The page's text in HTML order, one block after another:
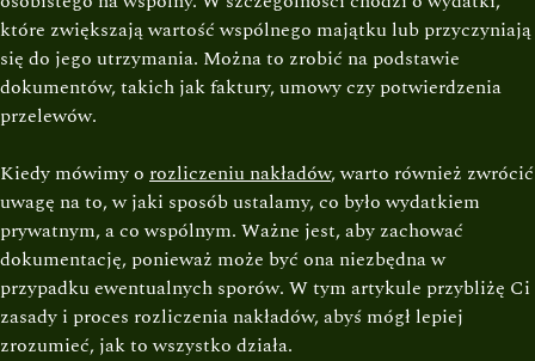
które zwiększają wartość wspólnego majątku lub przyczyniają
się do jego utrzymania. Można to zrobić na podstawie
dokumentów, takich jak faktury, umowy czy potwierdzenia
przelewów.
Kiedy mówimy o rozliczeniu nakładów, warto również zwrócić
uwagę na to, w jaki sposób ustalamy, co było wydatkiem
prywatnym, a co wspólnym. Ważne jest, aby zachować
dokumentację, ponieważ może być ona niezbędna w
przypadku ewentualnych sporów. W tym artykule przybliżę Ci
zasady i proces rozliczenia nakładów, abyś mógł lepiej
zrozumieć, jak to wszystko działa.